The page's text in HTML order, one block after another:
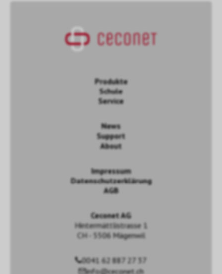
Produkte
Schule
Service
News
Support
About
Impressum
Datenschutzerklärung
AGB
Ceconet AG
Hintermättlistrasse 1
CH - 5506 Mägenwil
0041 62 887 27 37
info@ceconet.ch